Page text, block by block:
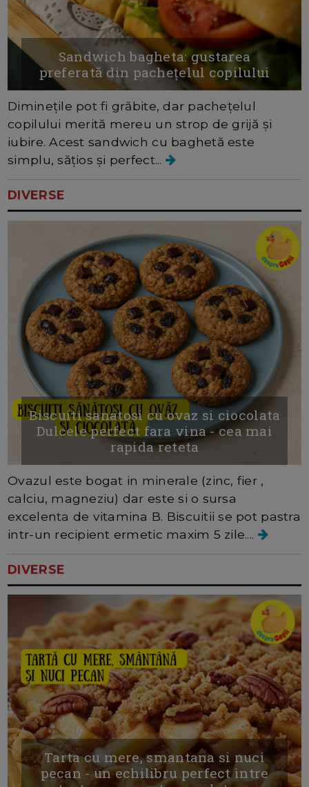
Sandwich bagheta: gustarea
preferată din pachețelul copilului
Diminețile pot fi grăbite, dar pachețelul
copilului merită mereu un strop de grijă și
iubire. Acest sandwich cu baghetă este
simplu, sățios și perfect...
DIVERSE
Biscuiti sanatosi cu ovaz si ciocolata
Dulcele perfect fara vina - cea mai
rapida reteta
Ovazul este bogat in minerale (zinc, fier ,
calciu, magneziu) dar este si o sursa
excelenta de vitamina B. Biscuitii se pot pastra
intr-un recipient ermetic maxim 5 zile....
DIVERSE
Tarta cu mere, smantana si nuci
pecan - un echilibru perfect intre